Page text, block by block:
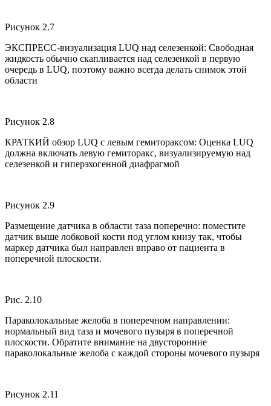
Рисунок 2.7
ЭКСПРЕСС-визуализация LUQ над селезенкой: Свободная
жидкость обычно скапливается над селезенкой в первую
очередь в LUQ, поэтому важно всегда делать снимок этой
области
Рисунок 2.8
КРАТКИЙ обзор LUQ с левым гемитораксом: Оценка LUQ
должна включать левую гемиторакс, визуализируемую над
селезенкой и гиперэхогенной диафрагмой
Рисунок 2.9
Размещение датчика в области таза поперечно: поместите
датчик выше лобковой кости под углом книзу так, чтобы
маркер датчика был направлен вправо от пациента в
поперечной плоскости.
Рис. 2.10
Параколокальные желоба в поперечном направлении:
нормальный вид таза и мочевого пузыря в поперечной
плоскости. Обратите внимание на двусторонние
параколокальные желоба с каждой стороны мочевого пузыря
Рисунок 2.11